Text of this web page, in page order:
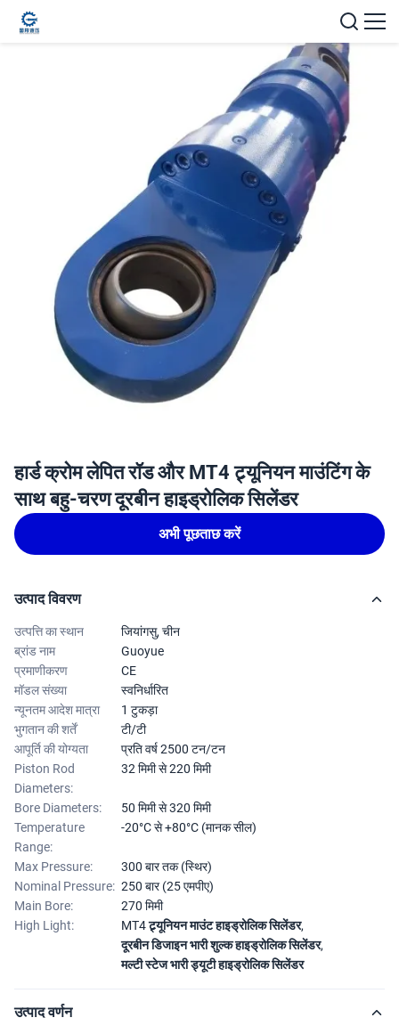
हार्ड क्रोम लेपित रॉड और MT4 ट्र्यूनियन माउंटिंग के
साथ बहु-चरण दूरबीन हाइड्रोलिक सिलेंडर
अभी पूछताछ करें
उत्पाद विवरण
उत्पत्ति का स्थान
जियांगसु, चीन
ब्रांड नाम
Guoyue
प्रमाणीकरण
CE
मॉडल संख्या
स्वनिर्धारित
न्यूनतम आदेश मात्रा
1 टुकड़ा
भुगतान की शर्तें
टी/टी
आपूर्ति की योग्यता
प्रति वर्ष 2500 टन/टन
Piston Rod
Diameters:
32 मिमी से 220 मिमी
Bore Diameters:
50 मिमी से 320 मिमी
Temperature
Range:
-20°C से +80°C (मानक सील)
Max Pressure:
300 बार तक (स्थिर)
Nominal Pressure: 250 बार (25 एमपीए)
Main Bore:
270 मिमी
High Light:
MT4 ट्र्यूनियन माउंट हाइड्रोलिक सिलेंडर,
दूरबीन डिजाइन भारी शुल्क हाइड्रोलिक सिलेंडर,
मल्टी स्टेज भारी ड्यूटी हाइड्रोलिक सिलेंडर
उत्पाद वर्णन